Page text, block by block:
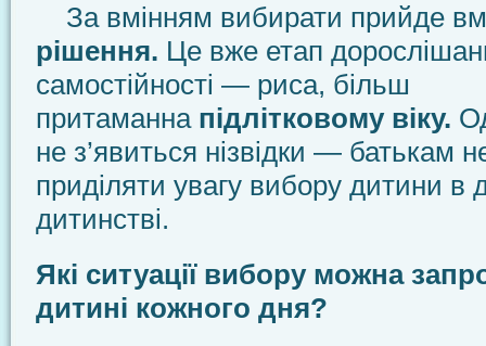
За вмінням вибирати прийде
рішення. Це вже етап
самостійності — риса, більш
притаманна підлітковому віку.
не з’явиться нізвідки — батькам
приділяти увагу вибору дитини в
дитинстві.
Які ситуації вибору можна
дитині кожного дня?